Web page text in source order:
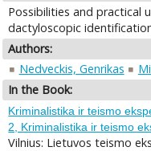
Possibilities and practical
dactyloscopic
Authors:
Nedveckis, Genrikas
In the Book:
Kriminalistika ir teismo
2, Kriminalistika ir teismo
Vilnius: Lietuvos teismo